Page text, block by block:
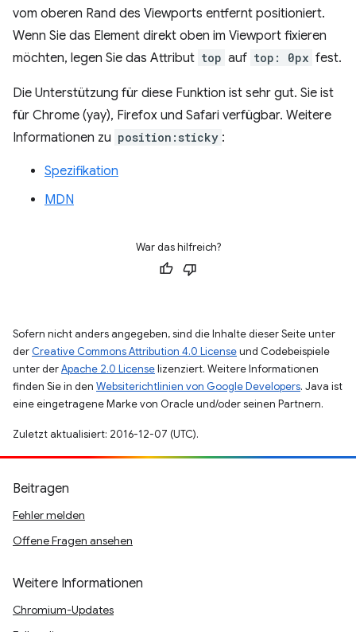
vom oberen Rand des Viewports entfernt positioniert.
Wenn Sie das Element direkt oben im Viewport fixieren
möchten, legen Sie das Attribut top auf top: 0px fest.
Die Unterstützung für diese Funktion ist sehr gut. Sie ist
für Chrome (yay), Firefox und Safari verfügbar. Weitere
Informationen zu position:sticky :
Spezifikation
MDN
War das hilfreich?
Sofern nicht anders angegeben, sind die Inhalte dieser Seite unter
der Creative Commons Attribution 4.0 Licenseund Codebeispiele
unter derApache 2.0 Licenselizenziert. Weitere Informationen
finden Sie in den Websiterichtlinien von Google Developers. Java ist
eine eingetragene Marke von Oracle und/oder seinen Partnern.
Zuletzt aktualisiert: 2016-12-07 (UTC).
Beitragen
Fehler melden
Offene Fragen ansehen
Weitere Informationen
Chromium-Updates